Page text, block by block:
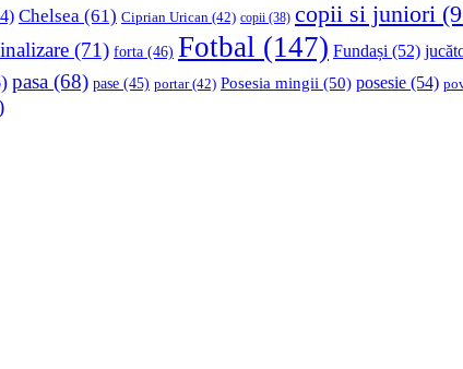
Chelsea (61) Ciprian Urican (42) copii (38) copii si juniori
(71) forta (46) Fotbal (147) Fundași (52)
pasa (68) pase (45) portar(42) Posesia mingii (50) posesie (54)